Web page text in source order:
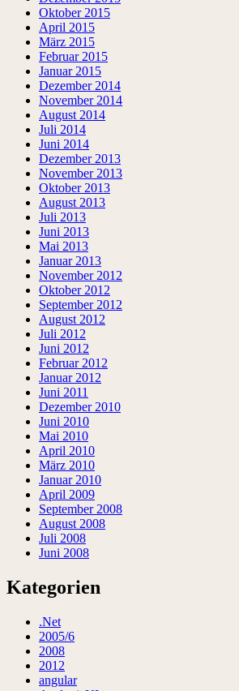
Oktober 2015
April 2015
März 2015
Februar 2015
Januar 2015
Dezember 2014
November 2014
August 2014
Juli 2014
Juni 2014
Dezember 2013
November 2013
Oktober 2013
August 2013
Juli 2013
Juni 2013
Mai 2013
Januar 2013
November 2012
Oktober 2012
September 2012
August 2012
Juli 2012
Juni 2012
Februar 2012
Januar 2012
Juni 2011
Dezember 2010
Juni 2010
Mai 2010
April 2010
März 2010
Januar 2010
April 2009
September 2008
August 2008
Juli 2008
Juni 2008
Kategorien
.Net
2005/6
2008
2012
angular